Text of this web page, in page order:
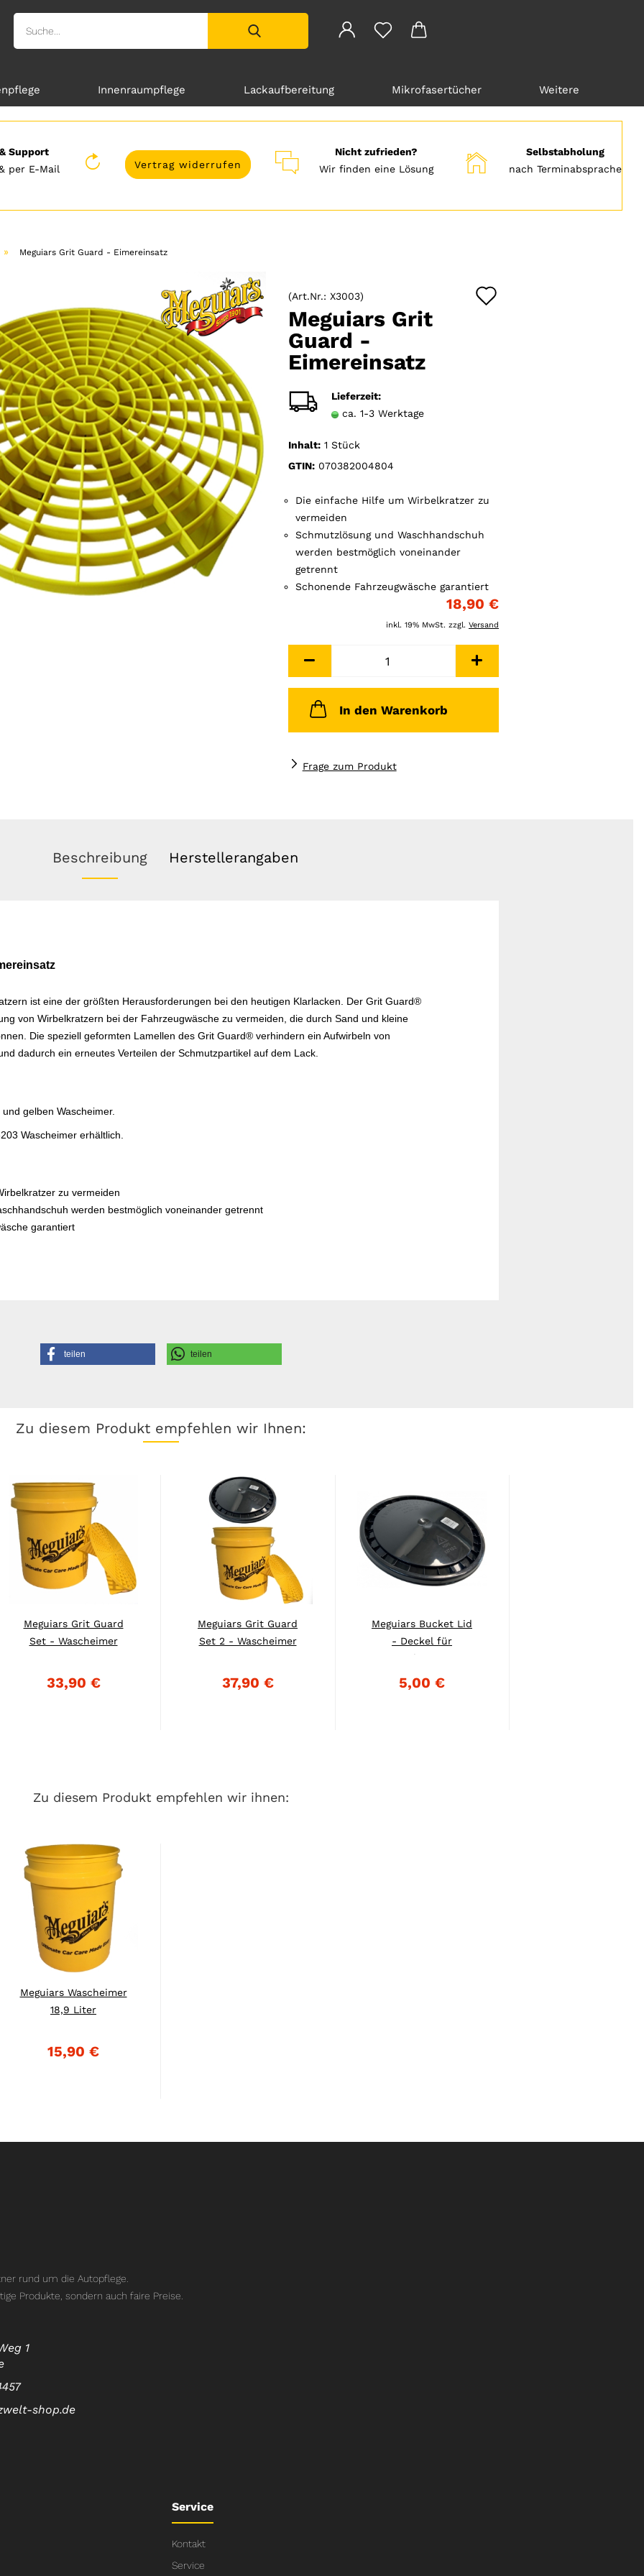
Innenraumpflege Lackaufbereitung Mikrofasertücher Weitere
Support
per E-Mail
Vertrag widerrufen
Nicht zufrieden?
Wir finden eine Lösung
Selbstabholung
nach Terminabsprache
» Meguiars Grit Guard - Eimereinsatz
(Art.Nr.: X3003)
Meguiars Grit
Guard -
Eimereinsatz
Lieferzeit:
ca. 1-3 Werktage
Inhalt: 1 Stück
GTIN:070382004804
Die einfache Hilfe um Wirbelkratzer zu
vermeiden
Schmutzlösung und Waschhandschuh
werden bestmöglich voneinander
getrennt
Schonende Fahrzeugwäsche garantiert
18,90 €
inkl. 19% MwSt. zzgl. Versand
In den Warenkorb
Frage zum Produkt
Beschreibung Herstellerangaben
ist eine der größten Herausforderungen bei den heutigen Klarlacken. Der Grit Guard®
von Wirbelkratzern bei der Fahrzeugwäsche zu vermeiden, die durch Sand und kleine
Die speziell geformten Lamellen des Grit Guard® verhindern ein Aufwirbeln von
dadurch ein erneutes Verteilen der Schmutzpartikel auf dem Lack.
gelben Wascheimer.
Wascheimer erhältlich.
zu vermeiden
werden bestmöglich voneinander getrennt
garantiert
teilen teilen
Zu diesem Produkt empfehlen wir Ihnen:
Meguiars Grit Guard
Set - Wascheimer
33,90 €
Meguiars Grit Guard
Set 2 - Wascheimer
37,90 €
Meguiars Bucket Lid
- Deckel für
Wascheimer...
5,00 €
Zu diesem Produkt empfehlen wir ihnen:
Meguiars Wascheimer
18,9 Liter
15,90 €
rund um die Autopflege.
Produkte, sondern auch faire Preise.
1
shop.de
Service
Kontakt
Service